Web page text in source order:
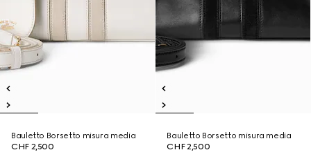
Bauletto Borsetto misura media
CHF 2,500
Bauletto Borsetto misura media
CHF 2,500